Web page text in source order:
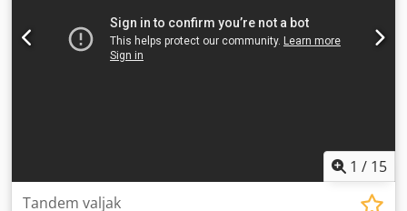
1 / 15
Tandem valjak